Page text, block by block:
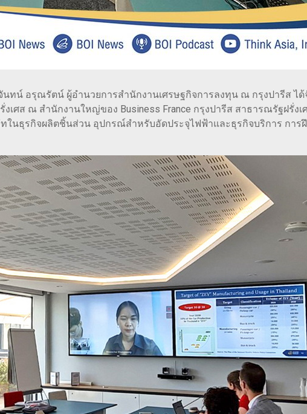
ทน์ อรุณรัตน์ ผู้อำนวยการสำนักงานเศรษฐกิจการลงทุน ณ กรุงปารีส ได้
เศส ณ สำนักงานใหญ่ของ Business France กรุงปารีส สาธารณรัฐฝรั่งเ
ในธุรกิจผลิตชิ้นส่วน อุปกรณ์สำหรับอัดประจุไฟฟ้าและธุรกิจบริการ การ